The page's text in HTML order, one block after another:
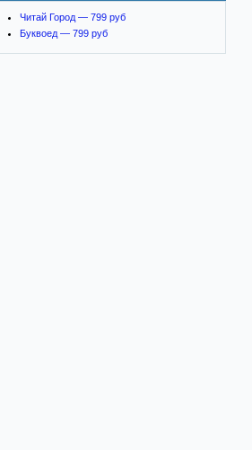
Читай Город — 799 руб
Буквоед — 799 руб